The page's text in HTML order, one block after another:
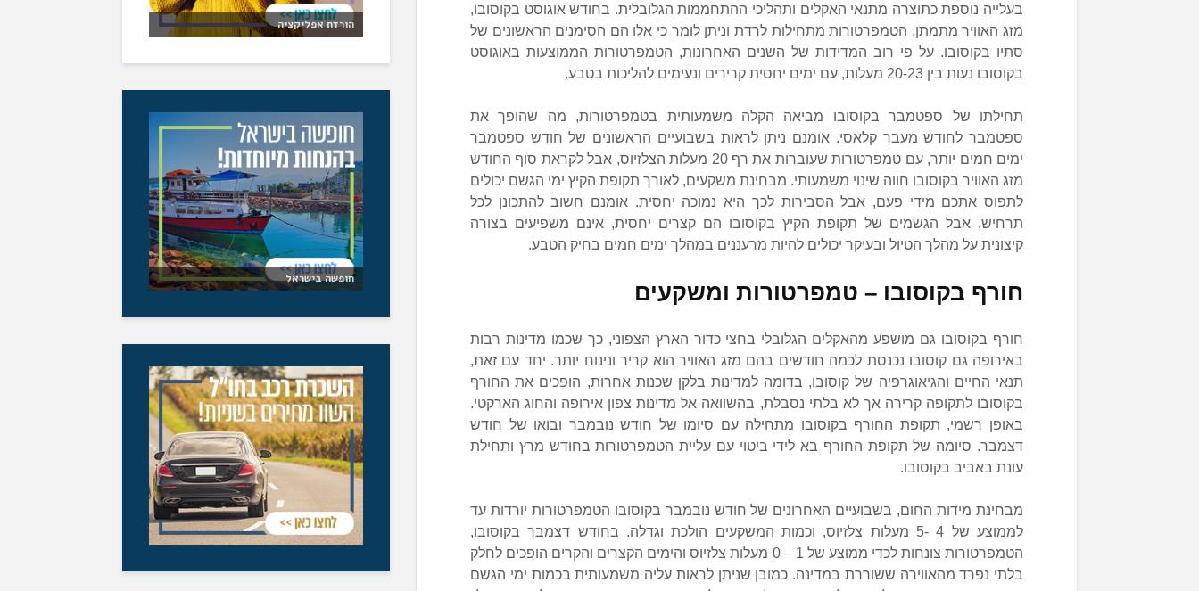
בעלייה נוספת כתוצרה מתנאי האקלים ותהליכי ההתחממות הגלובלית. בחודש אוגוסט בקוסובו,
מזג האוויר מתמתן, הטמפרטורות מתחילות לרדת וניתן לומר כי אלו הם הסימנים הראשונים של
סתיו בקוסובו. על פי רוב המדידות של השנים האחרונות, הטמפרטורות הממוצעות באוגוסט
בקוסובו נעות בין 20-23 מעלות, עם ימים יחסית קרירים ונעימים להליכות בטבע.
תחילתו של ספטמבר בקוסובו מביאה הקלה משמעותית בטמפרטורות, מה שהופך את
ספטמבר לחודש מעבר קלאסי. אומנם ניתן לראות בשבועיים הראשונים של חודש ספטמבר
ימים חמים יותר, עם טמפרטורות שעוברות את רף 20 מעלות הצלזיוס, אבל לקראת סוף החודש
מזג האוויר בקוסובו חווה שינוי משמעותי. מבחינת משקעים, לאורך תקופת הקיץ ימי הגשם יכולים
לתפוס אתכם מידי פעם, אבל הסבירות לכך היא נמוכה יחסית. אומנם חשוב להתכונן לכל
תרחיש, אבל הגשמים של תקופת הקיץ בקוסובו הם קצרים יחסית, אינם משפיעים בצורה
קיצונית על מהלך הטיול ובעיקר יכולים להיות מרעננים במהלך ימים חמים בחיק הטבע.
חורף בקוסובו – טמפרטורות ומשקעים
חורף בקוסובו גם מושפע מהאקלים הגלובלי בחצי כדור הארץ הצפוני, כך שכמו מדינות רבות
באירופה גם קוסובו נכנסת לכמה חודשים בהם מזג האוויר הוא קריר ונינוח יותר. יחד עם זאת,
תנאי החיים והגיאוגרפיה של קוסובו, בדומה למדינות בלקן שכנות אחרות, הופכים את החורף
בקוסובו לתקופה קרירה אך לא בלתי נסבלת, בהשוואה אל מדינות צפון אירופה והחוג הארקטי.
באופן רשמי, תקופת החורף בקוסובו מתחילה עם סיומו של חודש נובמבר ובואו של חודש
דצמבר. סיומה של תקופת החורף בא לידי ביטוי עם עליית הטמפרטורות בחודש מרץ ותחילת
עונת באביב בקוסובו.
מבחינת מידות החום, בשבועיים האחרונים של חודש נובמבר בקוסובו הטמפרטורות יורדות עד
לממוצע של 4 -5 מעלות צלזיוס, וכמות המשקעים הולכת וגדלה. בחודש דצמבר בקוסובו,
הטמפרטורות צונחות לכדי ממוצע של 1 – 0 מעלות צלזיוס והימים הקצרים והקרים הופכים לחלק
בלתי נפרד מהאווירה ששוררת במדינה. כמובן שניתן לראות עליה משמעותית בכמות ימי הגשם
הורדת אפליקציה
חופשה בישראל